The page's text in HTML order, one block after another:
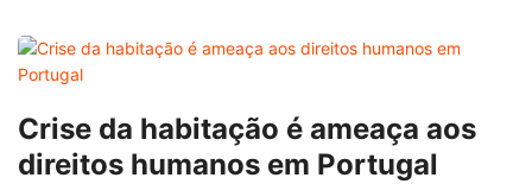
Crise da habitação é ameaça aos
direitos humanos em Portugal